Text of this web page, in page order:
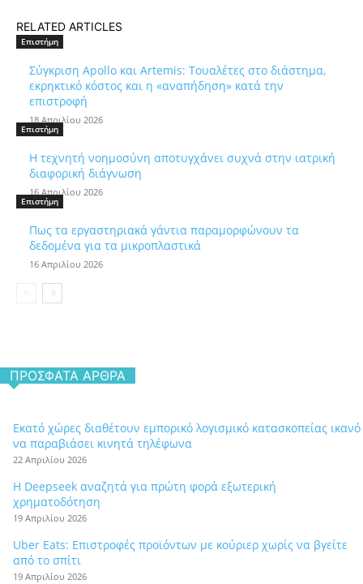
RELATED ARTICLES
Επιστήμη
Σύγκριση Apollo και Artemis: Τουαλέτες στο διάστημα,
εκρηκτικό κόστος και η «αναπήδηση» κατά την
επιστροφή
18 Απριλίου 2026
Επιστήμη
Η τεχνητή νοημοσύνη αποτυγχάνει συχνά στην ιατρική
διαφορική διάγνωση
16 Απριλίου 2026
Επιστήμη
Πως τα εργαστηριακά γάντια παραμορφώνουν τα
δεδομένα για τα μικροπλαστικά
16 Απριλίου 2026
ΠΡΌΣΦΑΤΑ ΆΡΘΡΑ
Εκατό χώρες διαθέτουν εμπορικό λογισμικό κατασκοπείας ικανό
να παραβιάσει κινητά τηλέφωνα
22 Απριλίου 2026
Η Deepseek αναζητά για πρώτη φορά εξωτερική
χρηματοδότηση
19 Απριλίου 2026
Uber Eats: Επιστροφές προϊόντων με κούριερ χωρίς να βγείτε
από το σπίτι
19 Απριλίου 2026